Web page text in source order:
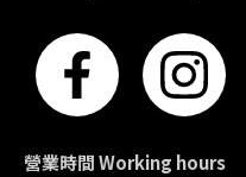
營業時間 Working hours